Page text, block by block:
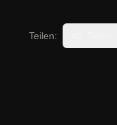
Teilen: